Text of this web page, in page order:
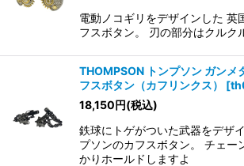
電動ノコギリをデザインした 英
フスボタン。 刃の部分はクルク
THOMPSON トンプソン ガンメ
フスボタン（カフリンクス）
[
18,150円(税込)
鉄球にトゲがついた武器をデザ
プソンのカフスボタン。 チェー
かりホールドしますよ